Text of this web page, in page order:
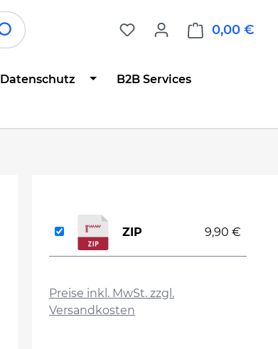
0,00 €
Datenschutz B2B Services
Preise inkl. MwSt. zzgl.
Versandkosten
ZIP 9,90 €